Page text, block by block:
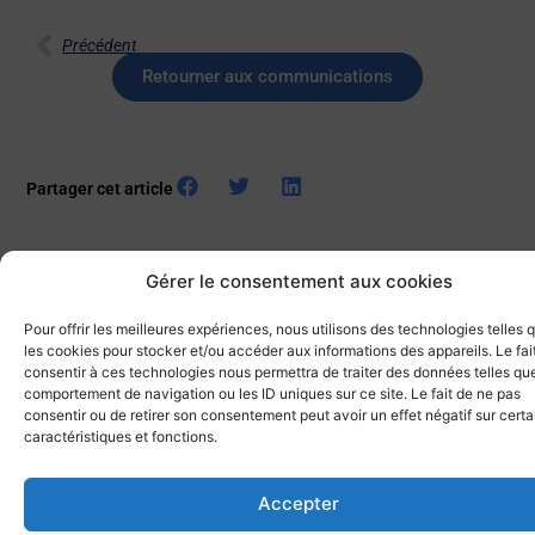
Gérer le consentement aux cookies
Pour offrir les meilleures expériences, nous utilisons des technologies telles
les cookies pour stocker et/ou accéder aux informations des appareils. Le
consentir à ces technologies nous permettra de traiter des données telles
comportement de navigation ou les ID uniques sur ce site. Le fait de ne pas
consentir ou de retirer son consentement peut avoir un effet négatif sur
caractéristiques et fonctions.
Accepter
Précédent
Retourner aux communications
Partager cet article
Autres actualités
9 voiliers du Club Nautique de la Marine à Toulon
FRATernisent
Comme souvent une journée maritime commence par l’étude de la